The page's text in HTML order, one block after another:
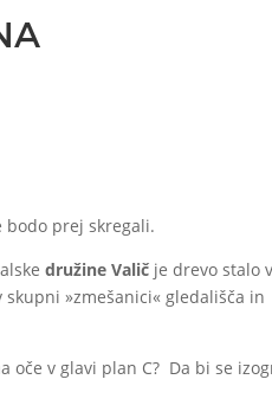
bodo prej skregali.
družine Valič je drevo stalo
»zmešanici« gledališča in
oče v glavi plan C? Da bi se